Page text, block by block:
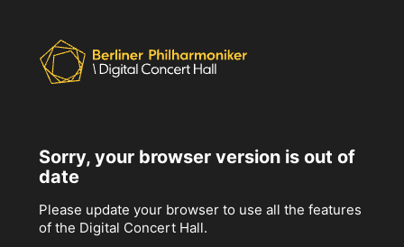
Sorry, your browser version is out of
date
Please update your browser to use all the features
of the Digital Concert Hall.